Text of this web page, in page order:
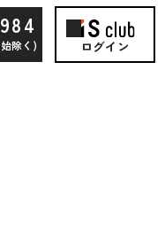
除く) ログイン